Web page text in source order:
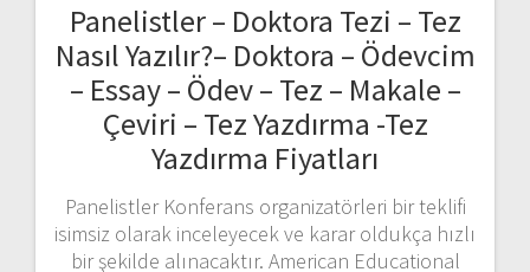
Panelistler – Doktora Tezi – Tez
Nasıl Yazılır?– Doktora – Ödevcim
– Essay – Ödev – Tez – Makale –
Çeviri – Tez Yazdırma -Tez
Yazdırma Fiyatları
Panelistler Konferans organizatörleri bir teklifi
isimsiz olarak inceleyecek ve karar oldukça hızlı
bir şekilde alınacaktır. American Educational